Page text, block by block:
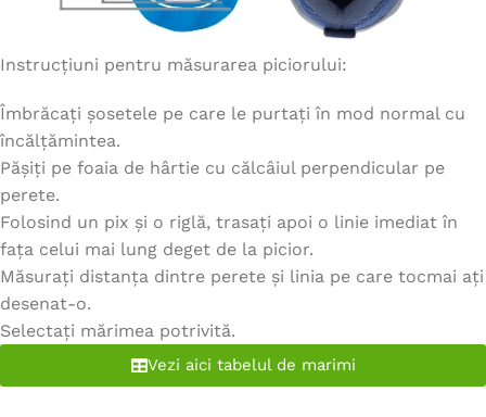
Instrucțiuni pentru măsurarea piciorului:
Îmbrăcați șosetele pe care le purtați în mod normal cu
încălțămintea.
Pășiți pe foaia de hârtie cu călcâiul perpendicular pe
perete.
Folosind un pix și o riglă, trasați apoi o linie imediat în
fața celui mai lung deget de la picior.
Măsurați distanța dintre perete și linia pe care tocmai ați
desenat-o.
Selectați mărimea potrivită.
Vezi aici tabelul de marimi